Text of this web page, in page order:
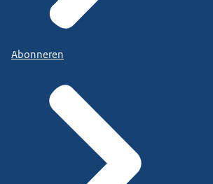
Abonneren